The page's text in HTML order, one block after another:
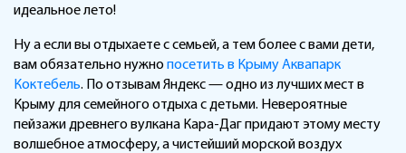
идеальное лето!
Ну а если вы отдыхаете с семьей, а тем более с вами дети,
вам обязательно нужно посетить в Крыму Аквапарк
Коктебель. По отзывам Яндекс — одно из лучших мест в
Крыму для семейного отдыха с детьми. Невероятные
пейзажи древнего вулкана Кара-Даг придают этому месту
волшебное атмосферу, а чистейший морской воздух